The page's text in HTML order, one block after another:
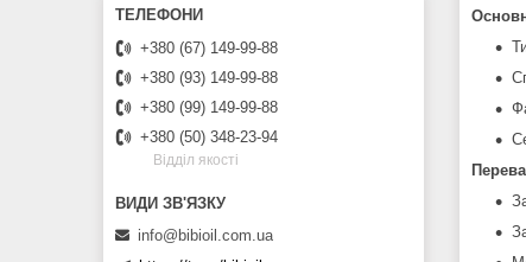
+380 (67) 149-99-88
+380 (93) 149-99-88
+380 (99) 149-99-88
+380 (50) 348-23-94
Вiддiл якостi
info@bibioil.com.ua